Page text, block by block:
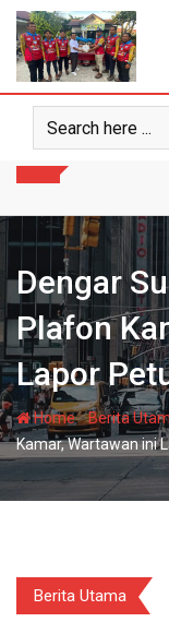
Skip
content
Dengar
Plafon
Lapor
Home-Berita
Kamar, Wartawan ini
Berita Utama